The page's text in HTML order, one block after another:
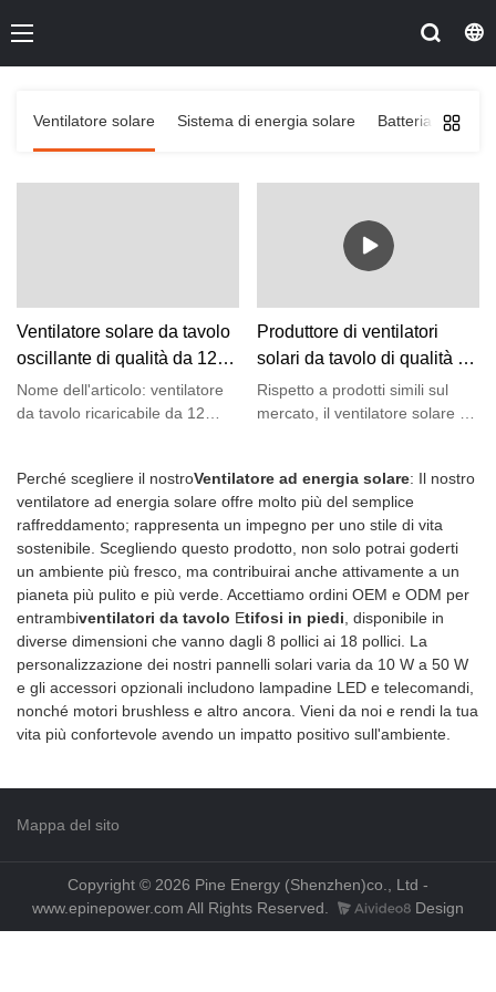
Ventilatore solare Sistema di energia solare Batteria Po4 a
Perché scegliere il nostroVentilatore ad energia solare: Il nostro
ventilatore ad energia solare offre molto più del semplice
raffreddamento; rappresenta un impegno per uno stile di vita
sostenibile. Scegliendo questo prodotto, non solo potrai goderti
un ambiente più fresco, ma contribuirai anche attivamente a un
pianeta più pulito e più verde. Accettiamo ordini OEM e ODM per
entrambiventilatori da tavolo Etifosi in piedi, disponibile in
diverse dimensioni che vanno dagli 8 pollici ai 18 pollici. La
personalizzazione dei nostri pannelli solari varia da 10 W a 50 W
e gli accessori opzionali includono lampadine LED e telecomandi,
nonché motori brushless e altro ancora. Vieni da noi e rendi la tua
vita più confortevole avendo un impatto positivo sull'ambiente.
Ventilatore solare da tavolo
oscillante di qualità da 12
pollici di Button
Manufacturer | Pino
Nome dell'articolo: ventilatore
da tavolo ricaricabile da 12
funzionamento AC/DC Con 3
velocità/uscita USB 5V per
telefono cellulare/5V DC
Ingresso alimentazione/luce
notturna SMD
Produttore di ventilatori
solari da tavolo di qualità da
12 pollici | Pino
Rispetto a prodotti simili sul
mercato, il ventilatore solare da
termini di prestazioni, qualità,
aspetto, ecc. e gode di
un'ottima reputazione. Pine
riassume i difetti dei prodotti
precedenti e li migliora
costantemente. Le specifiche
del ventilatore solare da tavolo
da 12 pollici possono essere
personalizzate in base alle
vostre esigenze. Doppia
alimentazione CA/CC: funziona
sia con la rete elettrica che con
raffreddamento ininterrotto
per il campeggio.
Mappa del sito
Copyright © 2026 Pine Energy (Shenzhen)co., Ltd -
www.epinepower.com All Rights Reserved.
Design